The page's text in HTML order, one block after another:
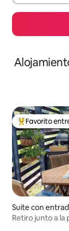
De los mejores
Favorito
Suite con
he
Retiro junto a la